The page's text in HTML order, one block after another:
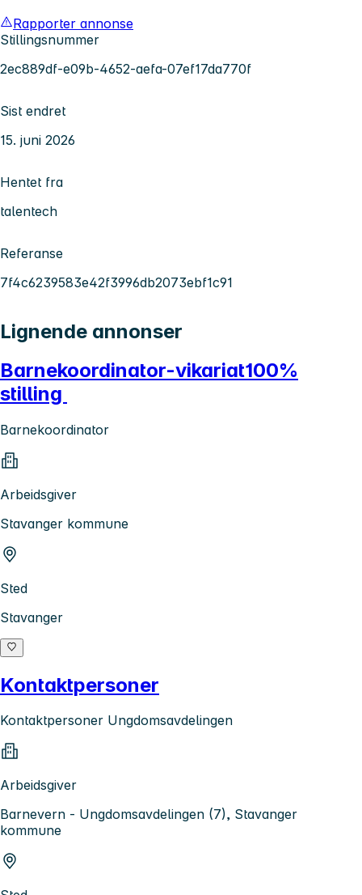
Rapporter annonse
Stillingsnummer
2ec889df-e09b-4652-aefa-07ef17da770f
Sist endret
15. juni 2026
Hentet fra
talentech
Referanse
7f4c6239583e42f3996db2073ebf1c91
Lignende annonser
Barnekoordinator-vikariat100%
stilling
Barnekoordinator
Arbeidsgiver
Stavanger kommune
Sted
Stavanger
Kontaktpersoner
Kontaktpersoner Ungdomsavdelingen
Arbeidsgiver
Barnevern - Ungdomsavdelingen (7), Stavanger
kommune